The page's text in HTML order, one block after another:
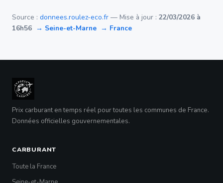
Source : donnees.roulez-eco.fr — Mise à jour : 22/03/2026 à
16h56 → Seine-et-Marne → France
Prix carburant en temps réel pour toutes les communes de France.
Données officielles gouvernementales.
CARBURANT
Toute la France